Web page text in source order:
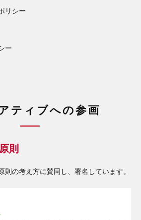
リシー
ー
ティブへの参画
則
則の考え方に賛同し、署名しています。